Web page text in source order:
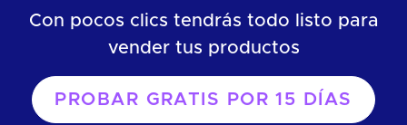
Con pocos clics tendrás todo listo para
vender tus productos
PROBAR GRATIS POR15 DÍAS